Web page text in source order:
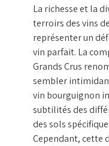
La richesse et la
terroirs des vins
représenter un
vin parfait. La
Grands Crus
sembler
vin bourguignon
subtilités des
des sols
Cependant, cette